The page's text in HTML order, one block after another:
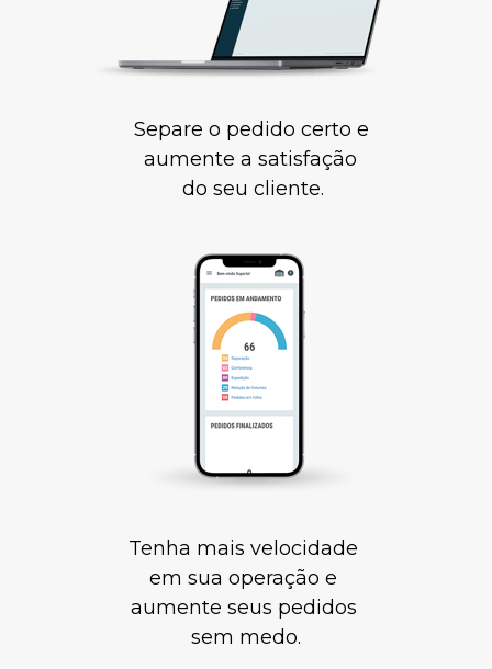
Separe o pedido certo e
aumente a satisfação
do seu cliente.
Tenha mais velocidade
em sua operação e
aumente seus pedidos
sem medo.